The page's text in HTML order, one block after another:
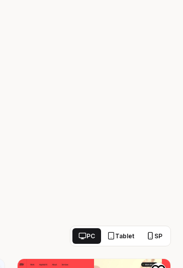
PC Tablet SP